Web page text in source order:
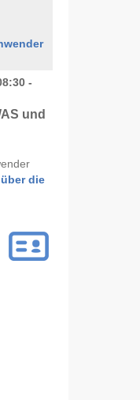
-
und
die